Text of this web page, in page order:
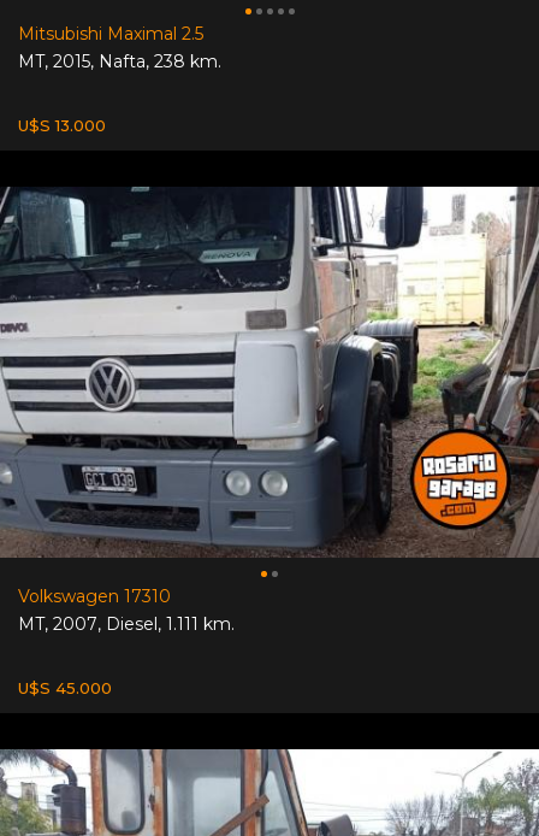
Mitsubishi Maximal 2.5
MT, 2015, Nafta, 238 km.
U$S 13.000
Volkswagen 17310
MT, 2007, Diesel, 1.111 km.
U$S 45.000